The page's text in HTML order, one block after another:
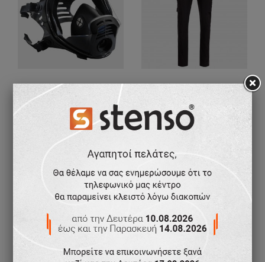
113,58 €
Παντελόνι εργασίας VIGOR BLACK/RED
31,74 €
-20%
25,38 €